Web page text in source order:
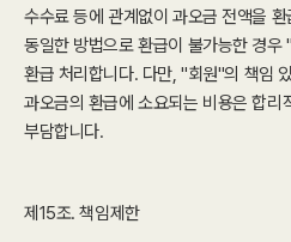
수수료 등에 관계없이 과오금 전액을
동일한 방법으로 환급이 불가능한 경
환급 처리합니다. 다만, "회원"의 책임
과오금의 환급에 소요되는 비용은 합리
부담합니다.
제15조. 책임제한